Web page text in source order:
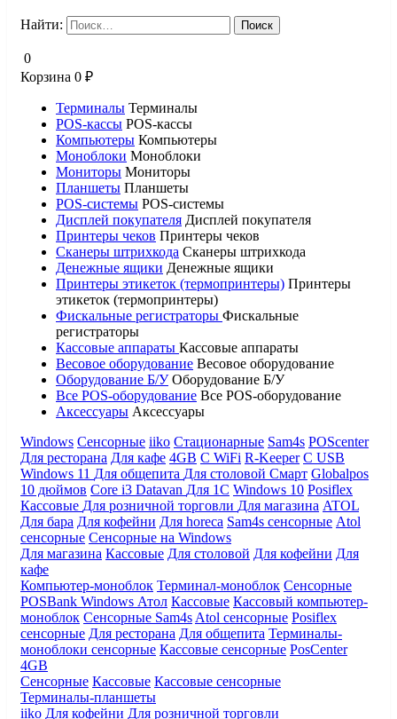
Найти:
0
Корзина 0 ₽
Терминалы Терминалы
POS-кассы POS-кассы
Компьютеры Компьютеры
Моноблоки Моноблоки
Мониторы Мониторы
Планшеты Планшеты
POS-системы POS-системы
Дисплей покупателя Дисплей покупателя
Принтеры чеков Принтеры чеков
Сканеры штрихкода Сканеры штрихкода
Денежные ящики Денежные ящики
Принтеры этикеток (термопринтеры) Принтеры
этикеток (термопринтеры)
Фискальные регистраторы Фискальные
регистраторы
Кассовые аппараты Кассовые аппараты
Весовое оборудование Весовое оборудование
Оборудование Б/У Оборудование Б/У
Все POS-оборудование Все POS-оборудование
Аксессуары Аксессуары
Windows Сенсорные iiko Стационарные Sam4s POScenter
Для ресторана Для кафе 4GB С WiFi R-Keeper С USB
Windows 11 Для общепита Для столовой Смарт Globalpos
10 дюймов Core i3 Datavan Для 1С Windows 10 Posiflex
Кассовые Для розничной торговли Для магазина ATOL
Для бара Для кофейни Для horeca Sam4s сенсорные Atol
сенсорные Сенсорные на Windows
Для магазина Кассовые Для столовой Для кофейни Для
кафе
Компьютер-моноблок Терминал-моноблок Сенсорные
POSBank Windows Атол Кассовые Кассовый компьютер-
моноблок Сенсорные Sam4s Atol сенсорные Posiflex
сенсорные Для ресторана Для общепита Терминалы-
моноблоки сенсорные Кассовые сенсорные PosCenter
4GB
Сенсорные Кассовые Кассовые сенсорные
Терминалы-планшеты
iiko Для кофейни Для розничной торговли